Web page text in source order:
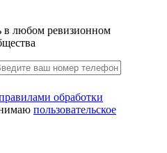
в любом ревизионном
обработки
пользовательское